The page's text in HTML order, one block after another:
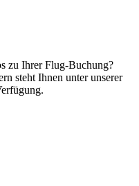
zu Ihrer Flug-Buchung?
steht Ihnen unter unserer